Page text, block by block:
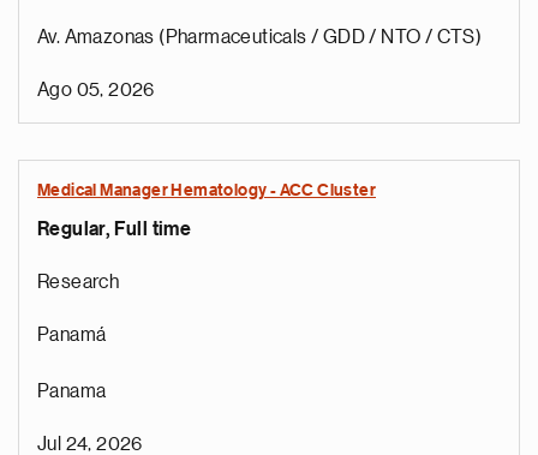
Av. Amazonas (Pharmaceuticals / GDD / NTO / CTS)
Ago 05, 2026
Medical Manager Hematology - ACC Cluster
Regular, Full time
Research
Panamá
Panama
Jul 24, 2026